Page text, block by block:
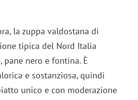
la zuppa valdostana di
tipica del Nord Italia
pane nero e fontina. È
e sostanziosa, quindi
unico e con moderazione